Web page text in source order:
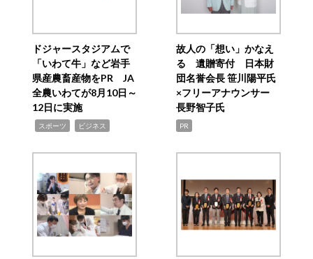
ドジャースタジアムで
「いわて牛」など岩手
県産農畜産物をPR JA
全農いわてが8月10日～
12日に実施
スポーツ ビジネス
故人の「想い」かなえ
る 遺贈寄付 日本財
団名誉会長 笹川陽平氏
×フリーアナウンサー
長野智子氏
PR